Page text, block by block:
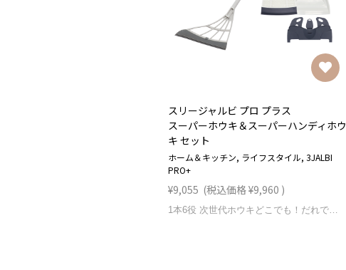
スリージャルビ プロ プラス
スーパーホウキ＆スーパーハンディホウ
キ セット
ホーム＆キッチン, ライフスタイル, 3JALBI
PRO+
¥9,055 (税込価格¥9,960 )
1本6役 次世代ホウキどこでも！だれでも！短時間で体に負担をかけずに掃除できる！ ブランド スリージャルビ プロ プラス 製品名 スーパーホウキ＆スーパーハンディホウキ セット メーカー希望小売価格 9,960円(税込) カラー ホワイト サイズ(約) 本体：270×890mm ハンディ：2180×280mm 重量(約) 本体：190g ハンディ：120g ハンディケース：25g ハンディカバー：90g 素材 本体：PP、エラストマー（TPE）、アルミニウムハンディ：PP、エラストマー（TPE）、POE セット内容 本体、ハンディ、専門粘着フック、(ハンディ)ちりとり、ツーウェイカバー、保証書付取扱説明書 保証期間 1年 生産国 韓国